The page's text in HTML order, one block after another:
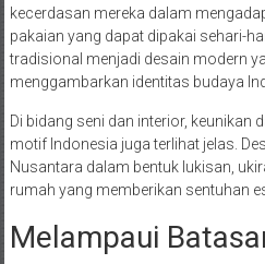
kecerdasan mereka dalam
pakaian yang dapat dipakai sehari-
tradisional menjadi desain modern
menggambarkan identitas budaya
Di bidang seni dan interior, keunikan
motif Indonesia juga terlihat jelas.
Nusantara dalam bentuk lukisan,
rumah yang memberikan sentuhan
Melampaui